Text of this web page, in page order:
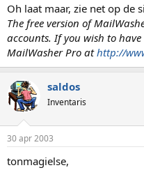
Oh laat maar, zie net op de
The free version of
accounts. If you wish to
MailWasher Pro athttp://
saldos
Inventaris
30 apr 2003
tonmagielse,